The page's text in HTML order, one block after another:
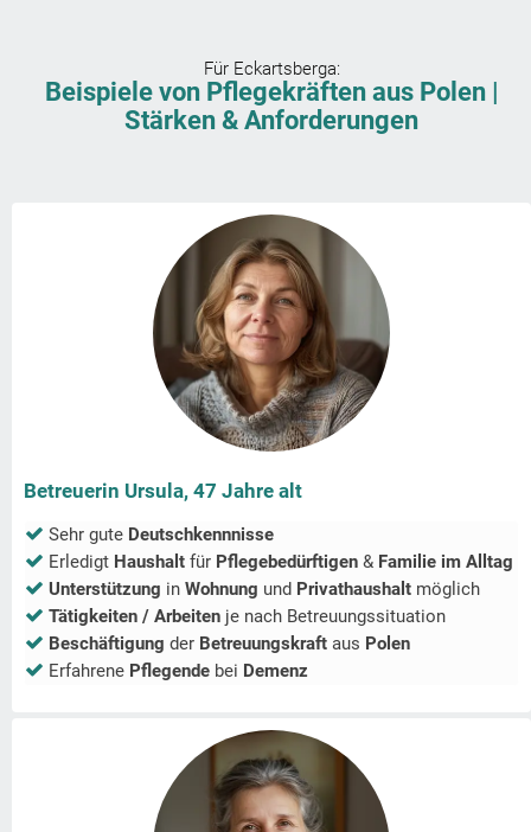
Für Eckartsberga:
Beispiele von Pflegekräften aus Polen |
Stärken & Anforderungen
Betreuerin Ursula, 47 Jahre alt
Sehr gute Deutschkennnisse
Erledigt Haushalt für Pflegebedürftigen & Familie im Alltag
Unterstützung in Wohnung und Privathaushalt möglich
Tätigkeiten / Arbeiten je nach Betreuungssituation
Beschäftigung der Betreuungskraft aus Polen
Erfahrene Pflegende bei Demenz